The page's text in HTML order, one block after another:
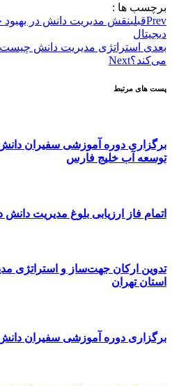
برچسب ها :
Prevقبلینقش مدیریت دانش در
دیجیتال
بعدی استراتژی مدیریت دانش
می‌کند؟Next
پست های مرتبط
برگزاری دوره آموزشی سفیران
توسعه آب خلیج فارس
اتمام فاز ارزیابی بلوغ مدیریت دانش
تدوین ارکان جهت‌ساز و استراتژی
استان تهران
برگزاری دوره آموزشی سفیران